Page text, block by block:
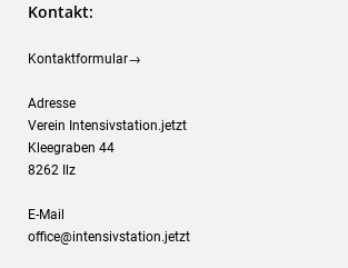
Kontakt:
Kontaktformular→
Adresse
Verein Intensivstation.jetzt
Kleegraben 44
8262 Ilz
E-Mail
office@intensivstation.jetzt